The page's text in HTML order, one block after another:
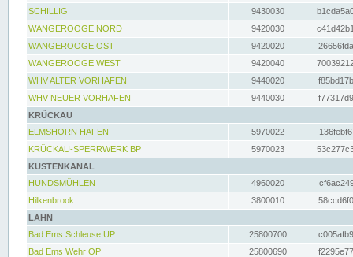
SCHILLIG
9430030
WANGEROOGE NORD
9420030
WANGEROOGE OST
9420020
WANGEROOGE WEST
9420040
WHV ALTER VORHAFEN
9440020
WHV NEUER VORHAFEN
9440030
KRÜCKAU
ELMSHORN HAFEN
5970022
KRÜCKAU-SPERRWERK BP
5970023
KÜSTENKANAL
HUNDSMÜHLEN
4960020
Hilkenbrook
3800010
LAHN
Bad Ems Schleuse UP
25800700
Bad Ems Wehr OP
25800690